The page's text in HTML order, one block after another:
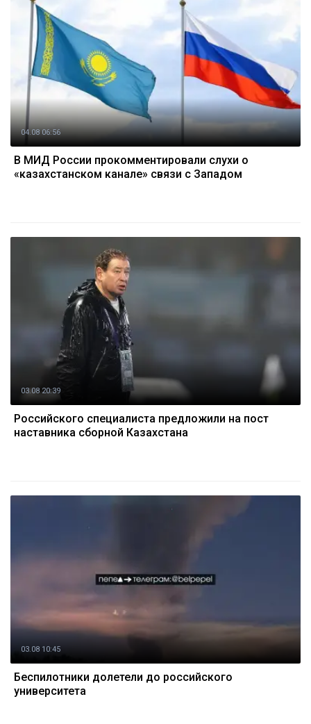
04.08 06:56
В МИД России прокомментировали слухи о
«казахстанском канале» связи с Западом
03.08 20:39
Российского специалиста предложили на пост
наставника сборной Казахстана
03.08 10:45
Беспилотники долетели до российского
университета